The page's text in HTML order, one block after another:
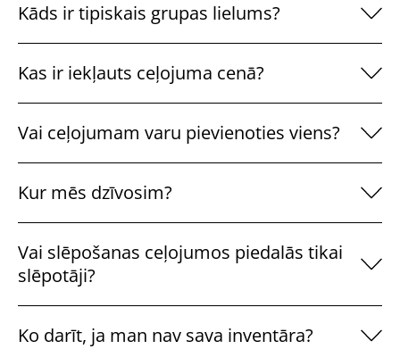
Kāds ir tipiskais grupas lielums?
Kas ir iekļauts ceļojuma cenā?
Vai ceļojumam varu pievienoties viens?
Kur mēs dzīvosim?
Vai slēpošanas ceļojumos piedalās tikai
slēpotāji?
Ko darīt, ja man nav sava inventāra?